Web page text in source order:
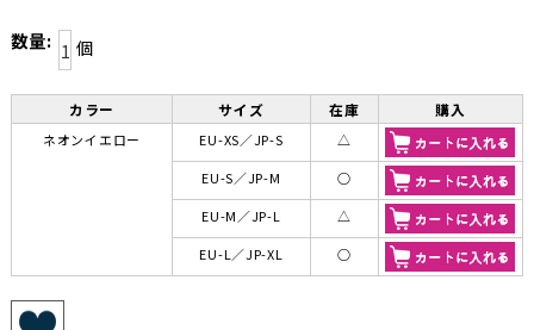
数量: 個
カラー サイズ 在庫 購入
ネオンイエロー EU-XS／JP-S
△
EU-S／JP-M
○
EU-M／JP-L
△
EU-L／JP-XL
○